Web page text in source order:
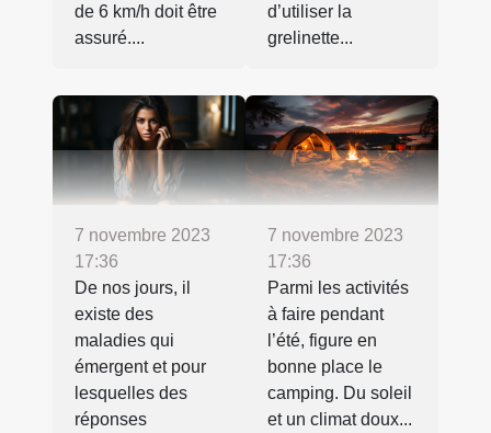
de 6 km/h doit être
assuré....
d’utiliser la
grelinette...
7 novembre 2023
17:36
De nos jours, il
existe des
maladies qui
émergent et pour
lesquelles des
réponses
7 novembre 2023
17:36
Parmi les activités
à faire pendant
l’été, figure en
bonne place le
camping. Du soleil
et un climat doux...